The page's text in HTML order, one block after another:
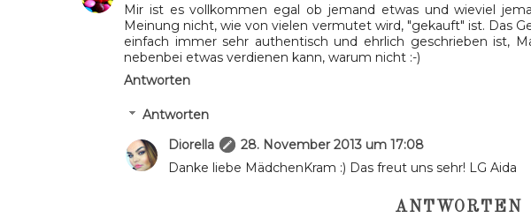
Mir ist es vollkommen egal ob jemand etwas und wieviel
Meinung nicht, wie von vielen vermutet wird, "gekauft" ist. Das
einfach immer sehr authentisch und ehrlich geschrieben ist,
nebenbei etwas verdienen kann, warum nicht :-)
Antworten
Antworten
Diorella
28. November 2013 um 17:08
Danke liebe MädchenKram :) Das freut uns sehr! LG Aida
ANTWORTEN